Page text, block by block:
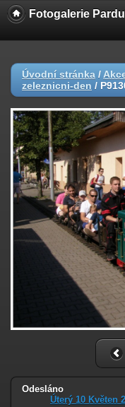
Fotogalerie
Úvodní stránka /
zeleznicni-den /
Odesláno
Úterý 10 Květen